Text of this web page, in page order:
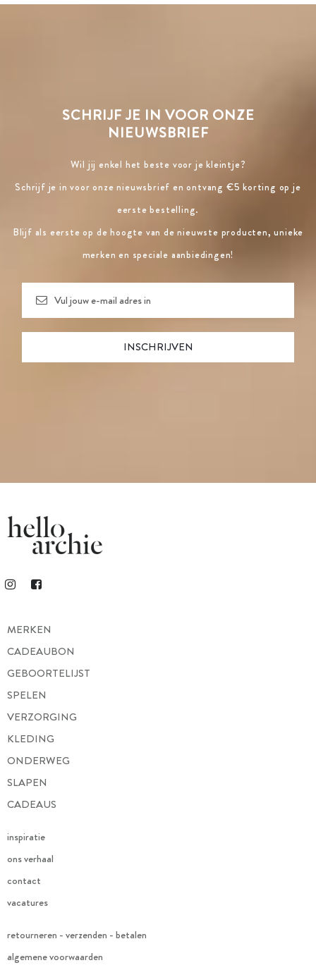
SCHRIJF JE IN VOOR ONZE
NIEUWSBRIEF
Wil jij enkel het beste voor je kleintje?
Schrijf je in voor onze nieuwsbrief en ontvang €5 korting op je
eerste bestelling.
Blijf als eerste op de hoogte van de nieuwste producten, unieke
merken en speciale aanbiedingen!
MERKEN
CADEAUBON
GEBOORTELIJST
SPELEN
VERZORGING
KLEDING
ONDERWEG
SLAPEN
CADEAUS
inspiratie
ons verhaal
contact
vacatures
retourneren - verzenden - betalen
algemene voorwaarden